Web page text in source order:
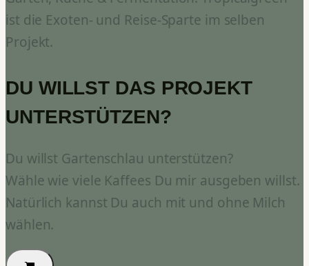
ist die Exoten- und Reise-Sparte im selben
Projekt.
DU WILLST DAS PROJEKT
UNTERSTÜTZEN?
Du willst Gartenschlau unterstützen?
Wähle wie viele Kaffees Du mir ausgeben willst.
Natürlich kannst Du auch mit und ohne Milch
wählen.